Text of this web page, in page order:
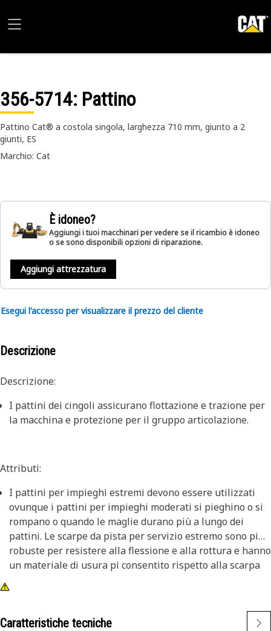
356-5714: Pattino
Pattino Cat® a costola singola, larghezza 710 mm, giunto a 2
giunti, ES
Marchio: Cat
È idoneo?
Aggiungi i tuoi macchinari per vedere se il ricambio è idoneo
o se sono disponibili opzioni di riparazione.
Aggiungi attrezzatura
Esegui l'accesso per visualizzare il prezzo del cliente
Descrizione
Descrizione:
I pattini dei cingoli assicurano flottazione e trazione per
la macchina e protezione per il gruppo articolazione.
Attributi:
I pattini per impieghi estremi devono essere utilizzati
ovunque i pattini per impieghi moderati si pieghino o si
rompano o quando le maglie durano più a lungo dei
pattini. Le scarpe da pista per servizio estremo sono pi
robuste per resistere alla flessione e alla rottura e hanno
un materiale di usura pi consentito rispetto alla scarpa
estremi sono realizzati in resistente lega di acciaio.
Caratteristiche tecniche